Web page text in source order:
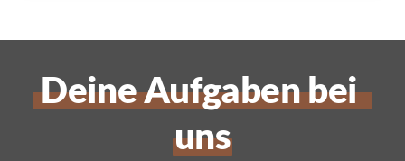
Deine Aufgaben
bei
uns